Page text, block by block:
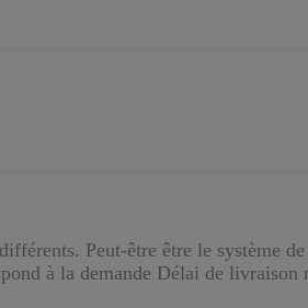
Peut-être être le système
à la demande Délai de livraison